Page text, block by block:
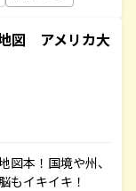
図 アメリカ大
図本！国境や州、
もイキイキ！